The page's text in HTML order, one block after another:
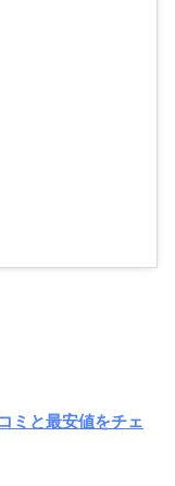
ミと最安値をチェ